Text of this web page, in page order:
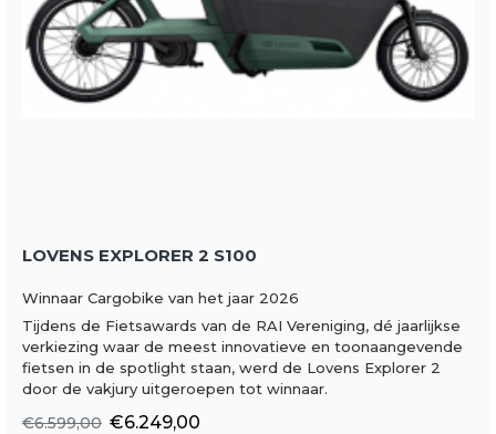
LOVENS EXPLORER 2 S100
Winnaar Cargobike van het jaar 2026
Tijdens de Fietsawards van de RAI Vereniging, dé jaarlijkse
verkiezing waar de meest innovatieve en toonaangevende
fietsen in de spotlight staan, werd de Lovens Explorer 2
door de vakjury uitgeroepen tot winnaar.
€6.249,00
€6.599,00